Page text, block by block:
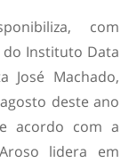
com
do Instituto Data
José Machado,
deste ano
acordo com a
lidera em